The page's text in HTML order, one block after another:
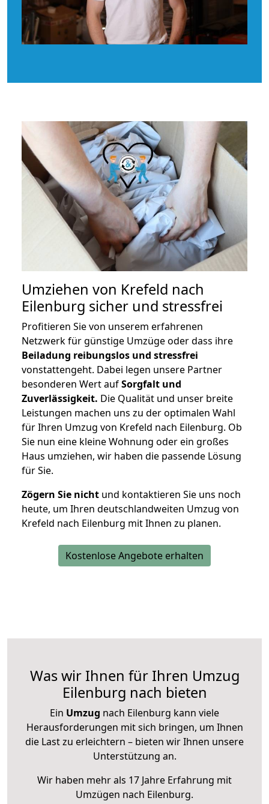
Umziehen von Krefeld nach
Eilenburg sicher und stressfrei
Profitieren Sie von unserem erfahrenen
Netzwerk für günstige Umzüge oder dass ihre
Beiladung reibungslos und stressfrei
vonstattengeht. Dabei legen unsere Partner
besonderen Wert aufSorgfalt und
Zuverlässigkeit. Die Qualität und unser breite
Leistungen machen uns zu der optimalen Wahl
für Ihren Umzug von Krefeld nach Eilenburg. Ob
Sie nun eine kleine Wohnung oder ein großes
Haus umziehen, wir haben die passende Lösung
für Sie.
Zögern Sie nicht und kontaktieren Sie uns noch
heute, um Ihren deutschlandweiten Umzug von
Krefeld nach Eilenburg mit Ihnen zu planen.
Kostenlose Angebote erhalten
Was wir Ihnen für Ihren Umzug
Eilenburg nach bieten
Ein Umzug nach Eilenburg kann viele
Herausforderungen mit sich bringen, um Ihnen
die Last zu erleichtern – bieten wir Ihnen unsere
Unterstützung an.
Wir haben mehr als 17 Jahre Erfahrung mit
Umzügen nach Eilenburg.